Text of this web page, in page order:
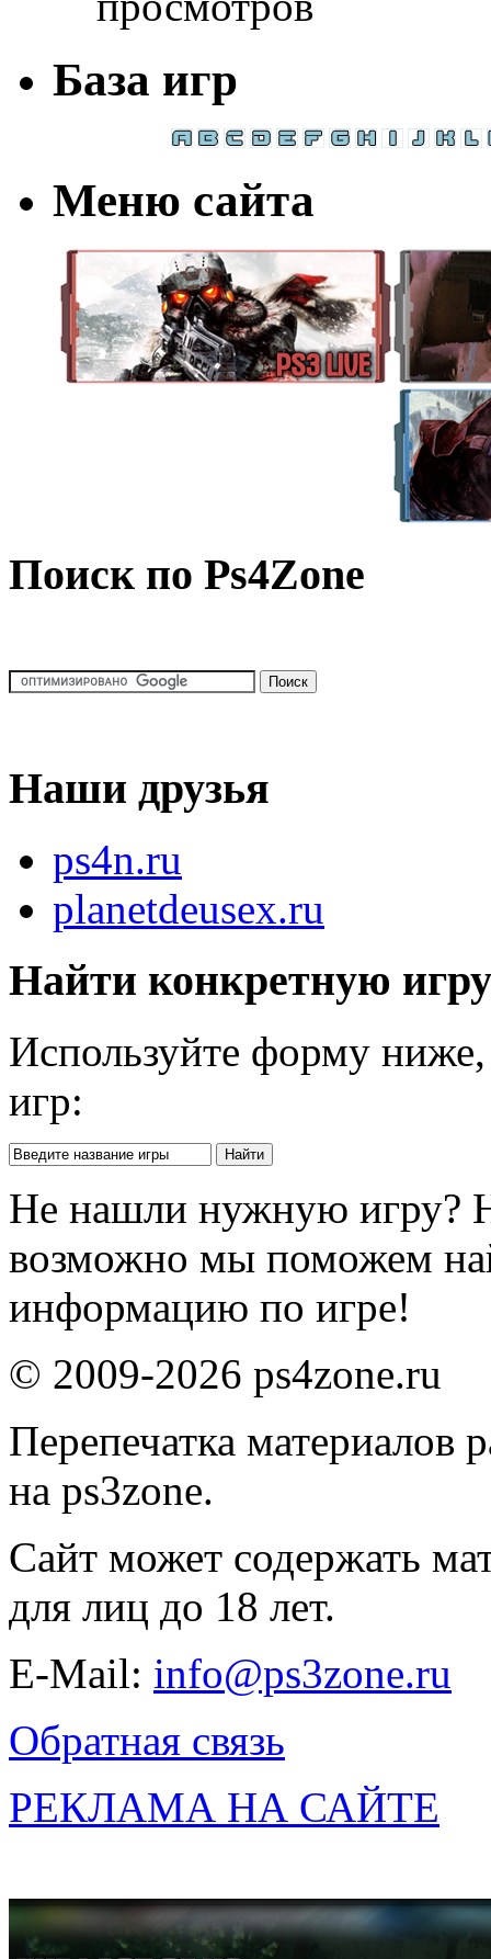
База игр
Меню сайта
Поиск по Ps4Zone
Наши друзья
ps4n.ru
planetdeusex.ru
Найти конкретную
Используйте форму
игр:
Не нашли нужную игру?
возможно мы поможем
информацию по игре!
© 2009-2026 ps4zone.ru
Перепечатка материалов
на ps3zone.
Сайт может содержать
для лиц до 18 лет.
E-Mail: info@ps3zone.ru
Обратная связь
РЕКЛАМА НА САЙТЕ